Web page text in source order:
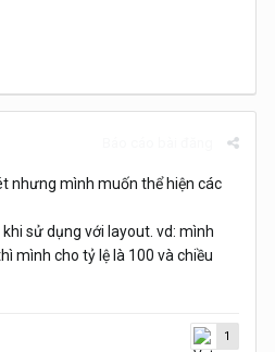
nhưng mình muốn thể hiện các
sử dụng với layout. vd: mình
mình cho tỷ lệ là 100 và chiều
1